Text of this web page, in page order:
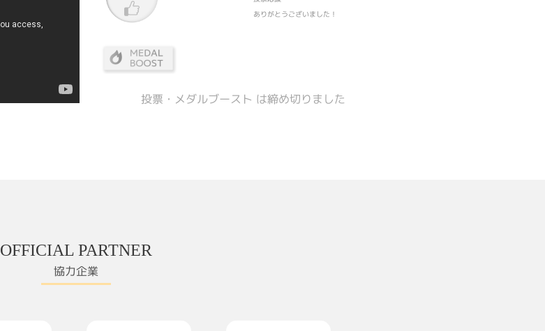
ありがとうございました！
投票・メダルブースト は締め切りました
OFFICIAL PARTNER
協力企業